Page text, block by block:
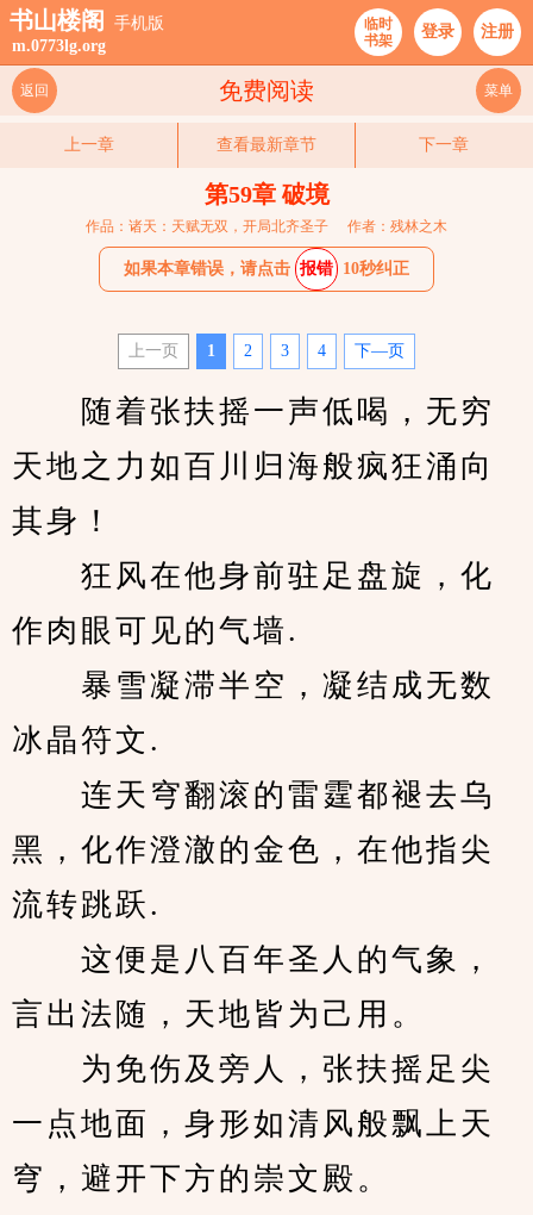
书山楼阁
手机版
m.0773lg.org
临时
书架
登录 注册
免费阅读
返回 菜单
上一章 查看最新章节 下一章
第59章 破境
作品：诸天：天赋无双，开局北齐圣子 作者：残林之木
如果本章错误，请点击 报错 10秒纠正
上一页 1 2 3 4 下—页
随着张扶摇一声低喝，无穷
天地之力如百川归海般疯狂涌向
其身！
狂风在他身前驻足盘旋，化
作肉眼可见的气墙.
暴雪凝滞半空，凝结成无数
冰晶符文.
连天穹翻滚的雷霆都褪去乌
黑，化作澄澈的金色，在他指尖
流转跳跃.
这便是八百年圣人的气象，
言出法随，天地皆为己用。
为免伤及旁人，张扶摇足尖
一点地面，身形如清风般飘上天
穹，避开下方的崇文殿。